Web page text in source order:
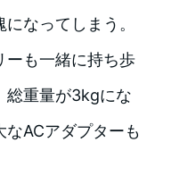
なってしまう。
ーも一緒に持ち歩
総重量が3kgにな
なACアダプターも